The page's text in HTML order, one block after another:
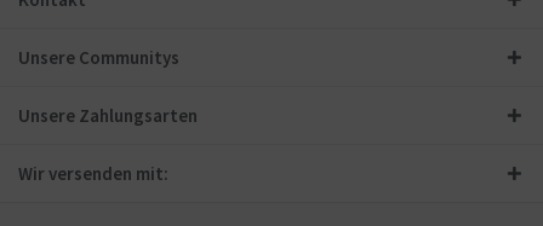
Unsere Communitys
Unsere Zahlungsarten
Wir versenden mit: